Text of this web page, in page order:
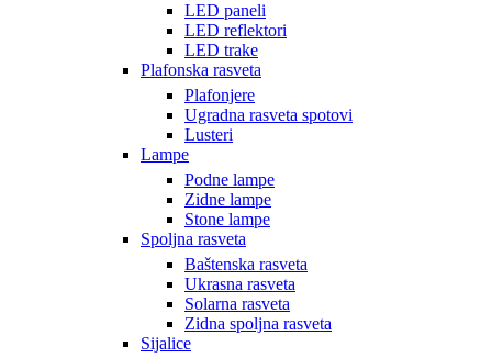
LED paneli
LED reflektori
LED trake
Plafonska rasveta
Plafonjere
Ugradna rasveta spotovi
Lusteri
Lampe
Podne lampe
Zidne lampe
Stone lampe
Spoljna rasveta
Baštenska rasveta
Ukrasna rasveta
Solarna rasveta
Zidna spoljna rasveta
Sijalice